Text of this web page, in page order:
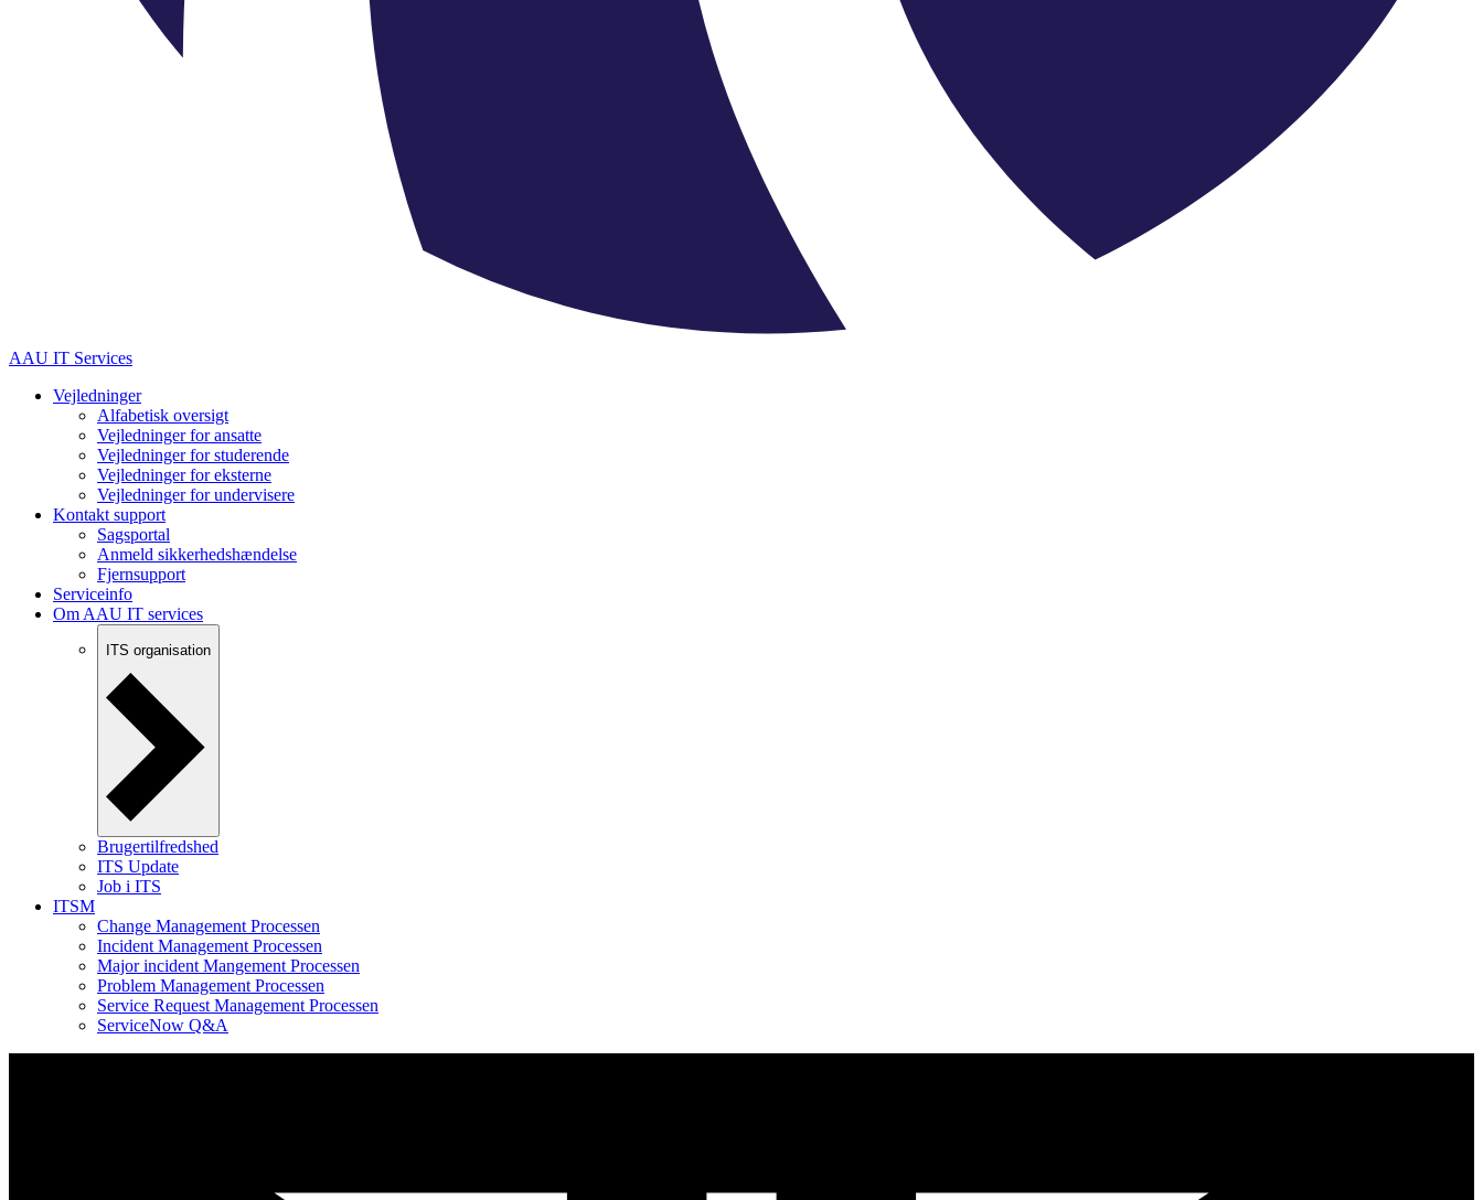
AAU IT Services
Vejledninger
Alfabetisk oversigt
Vejledninger for ansatte
Vejledninger for studerende
Vejledninger for eksterne
Vejledninger for undervisere
Kontakt support
Sagsportal
Anmeld sikkerhedshændelse
Fjernsupport
Serviceinfo
Om AAU IT services
ITS organisation
Brugertilfredshed
ITS Update
Job i ITS
ITSM
Change Management Processen
Incident Management Processen
Major incident Mangement Processen
Problem Management Processen
Service Request Management Processen
ServiceNow Q&A